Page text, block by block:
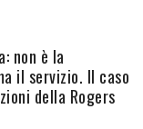
non è la
il servizio. Il caso
della Rogers